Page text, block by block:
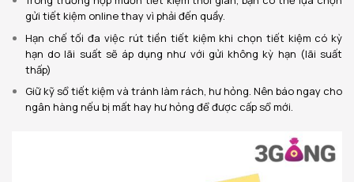
gửi tiết kiệm online thay vì phải đến quầy.
Hạn chế tối đa việc rút tiền tiết kiệm khi chọn tiết kiệm có kỳ
hạn do lãi suất sẽ áp dụng như với gửi không kỳ hạn (lãi suất
thấp)
Giữ kỹ sổ tiết kiệm và tránh làm rách, hư hỏng. Nên báo ngay cho
ngân hàng nếu bị mất hay hư hỏng để được cấp sổ mới.